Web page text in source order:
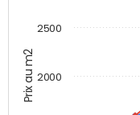
Prix au m2 2000
2500